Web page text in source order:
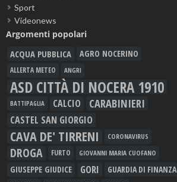
Sport
Videonews
Argomenti popolari
ACQUA PUBBLICA AGRO NOCERINO
ALLERTA METEO ANGRI
ASD CITTÀ DI NOCERA 1910
BATTIPAGLIA CALCIO CARABINIERI
CASTEL SAN GIORGIO
CAVA DE' TIRRENI CORONAVIRUS
DROGA FURTO GIOVANNI MARIA CUOFANO
GIUSEPPE GIUDICE GORI GUARDIA DI FINANZA